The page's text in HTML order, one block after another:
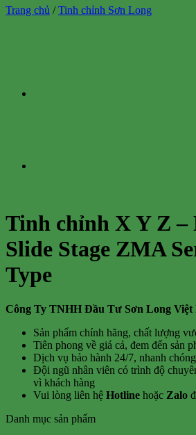
Trang chủ / Tinh chỉnh Sơn Long
Tinh chỉnh X Y Z –
Slide Stage ZMA
Type
Công Ty TNHH Đầu Tư Sơn Long Việt
Sản phẩm chính hãng, chất lượng
Tiên phong về giá cả, đem đến sản
Dịch vụ bảo hành 24/7, nhanh
Đội ngũ nhân viên có trình độ
vì khách hàng
Vui lòng liên hệ Hotline hoặc Zalo
Danh mục sản phẩm